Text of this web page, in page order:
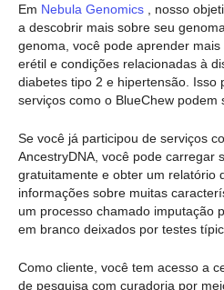
Em Nebula Genomics , nosso
a descobrir mais sobre seu
genoma, você pode aprender
erétil e condições relacionadas à
diabetes tipo 2 e hipertensão. Isso
serviços como o BlueChew podem
Se você já participou de serviços
AncestryDNA, você pode carregar
gratuitamente e obter um relatório
informações sobre muitas
um processo chamado imputação
em branco deixados por testes
Como cliente, você tem acesso a
de pesquisa com curadoria por